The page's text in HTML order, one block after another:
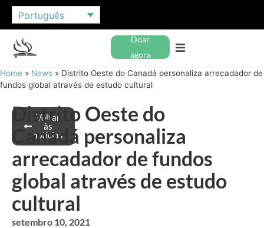
Português
Doar
agora
Home » News » Distrito Oeste do Canadá personaliza arrecadador de
fundos global através de estudo cultural
Voltar
às
notícias
Distrito Oeste do
Canadá personaliza
arrecadador de fundos
global através de estudo
cultural
setembro 10, 2021